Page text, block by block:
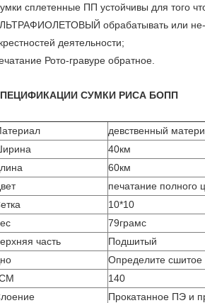
сплетенные ПП устойчивы для того
обрабатывать или
деятельности;
Рото-гравуре обратное.
СУМКИ РИСА БОПП
девственный
40км
60км
печатание полного
10*10
79грамс
часть
Подшитый
Определите сшитое
140
Прокатанное ПЭ и